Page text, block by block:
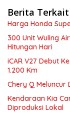
Berita Terkait
Harga Honda
300 Unit Wuling
Hitungan Hari
iCAR V27 Debut
1.200 Km
Chery Q Meluncur
Kendaraan Kia
Diproduksi Lokal